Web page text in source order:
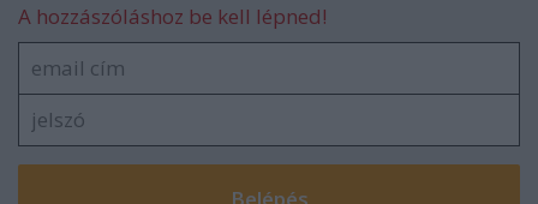
A hozzászóláshoz be kell lépned!